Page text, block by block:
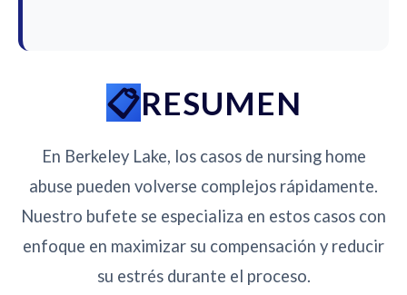
RESUMEN
En Berkeley Lake, los casos de nursing home
abuse pueden volverse complejos rápidamente.
Nuestro bufete se especializa en estos casos con
enfoque en maximizar su compensación y reducir
su estrés durante el proceso.